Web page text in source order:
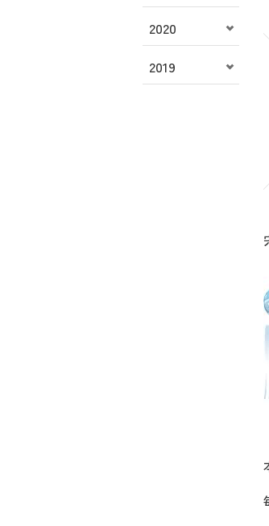
2020
2019